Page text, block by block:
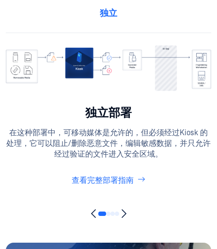
独立
独立部署
在这种部署中，可移动媒体是允许的，但必须经过Kiosk 的
处理，它可以阻止/删除恶意文件，编辑敏感数据，并只允许
经过验证的文件进入安全区域。
查看完整部署指南